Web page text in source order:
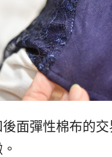
面彈性棉布的